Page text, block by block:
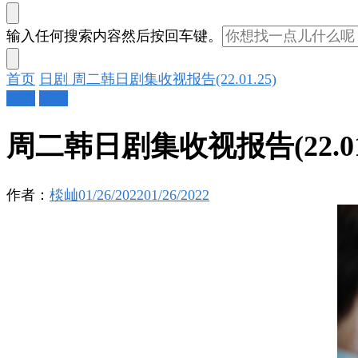
找
什
么
东
西
吗?
输入任何搜索内容然后按回车键。
首页 日剧 周二韩日剧集收视报告(22.01.25)
周二韩日剧集收视报告
作者： 棪屾01/26/202201/26/2022